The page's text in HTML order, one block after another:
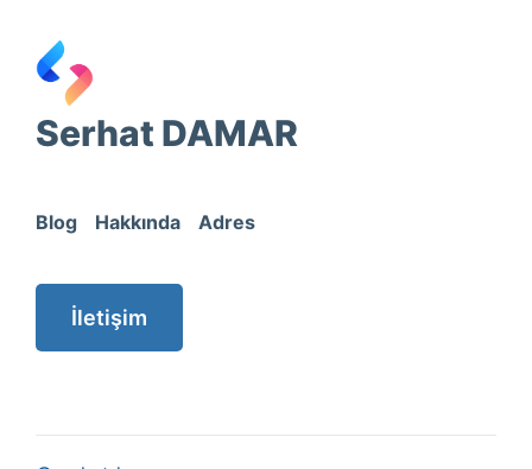
Serhat DAMAR
Blog Hakkında Adres
İletişim